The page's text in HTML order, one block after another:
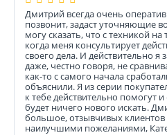
Дмитрий всегда очень
позвонит, задаст уточняющие
могу сказать, что с техникой
когда меня консультирует
своего дела. И действительно
даже, честно говоря, не
как-то с самого начала
объяснили. Я из серии
к тебе действительно помогут
будет ничего нового искать.
большое, отзывчивых
наилучшими пожеланиями,